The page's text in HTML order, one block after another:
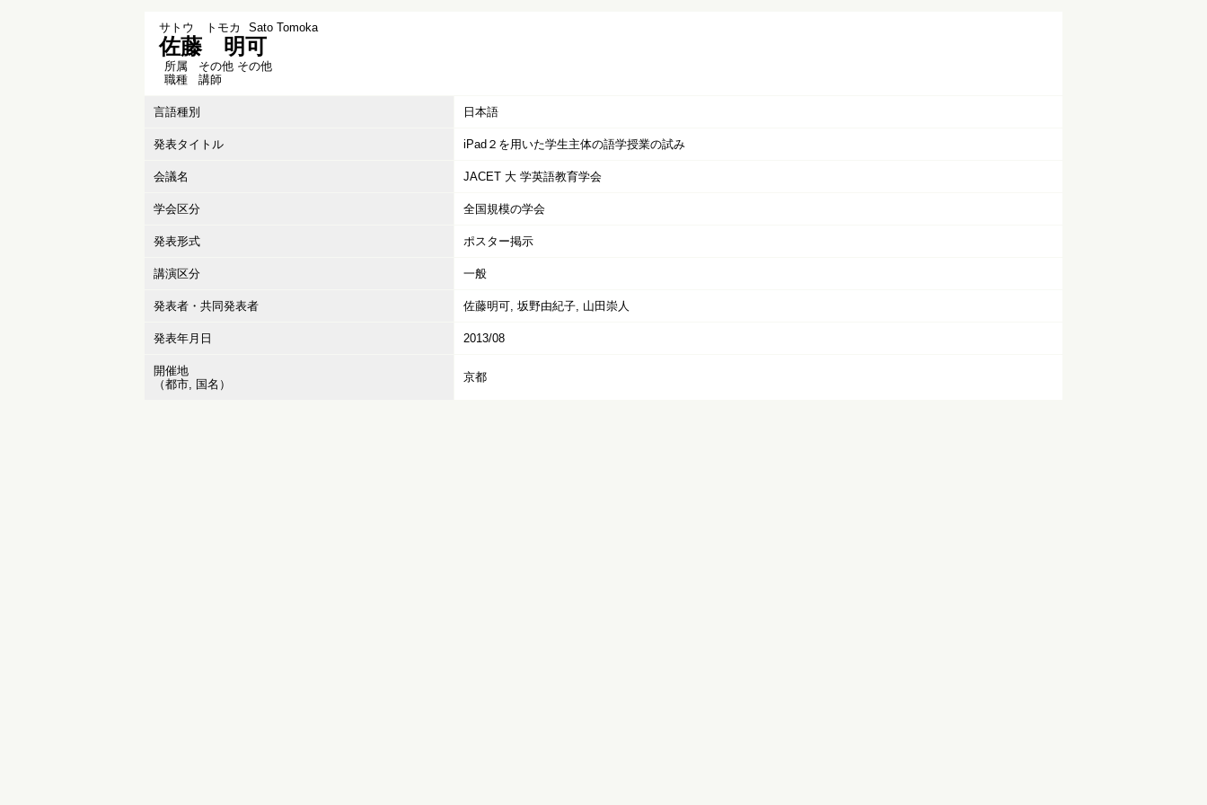
サトウ トモカ Sato Tomoka
佐藤 明可
所属
その他 その他
職種
講師
言語種別 日本語
発表タイトル iPad２を用いた学生主体の語学授業の試み
会議名 JACET 大 学英語教育学会
学会区分 全国規模の学会
発表形式 ポスター掲示
講演区分 一般
発表者・共同発表者 佐藤明可, 坂野由紀子, 山田崇人
発表年月日 2013/08
開催地
（都市, 国名）
京都